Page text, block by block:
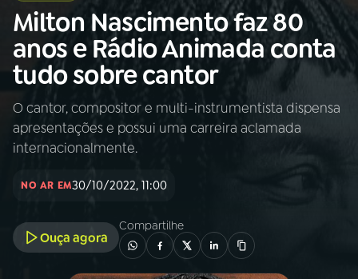
Buscar
na
Rádio
MEC
Buscar
Início AO VIVO
Milton Nascimento faz 80
anos e Rádio Animada conta
tudo sobre cantor
O cantor, compositor e multi-instrumentista dispensa
apresentações e possui uma carreira aclamada
internacionalmente.
NO AR EM30/10/2022, 11:00
Ouça agora
Compartilhe